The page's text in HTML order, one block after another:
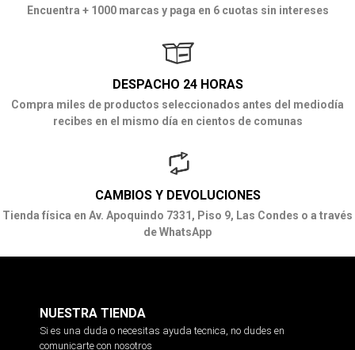
Encuentra + 1000 marcas y paga en 6 cuotas sin intereses
DESPACHO 24 HORAS
Compra miles de productos seleccionados antes del mediodía
recibes en el mismo día en cientos de comunas
CAMBIOS Y DEVOLUCIONES
Tienda física en Av. Apoquindo 7331, Piso 9, Las Condes o a través
de WhatsApp
NUESTRA TIENDA
Si es una duda o necesitas ayuda tecnica, no dudes en
comunicarte con nosotros